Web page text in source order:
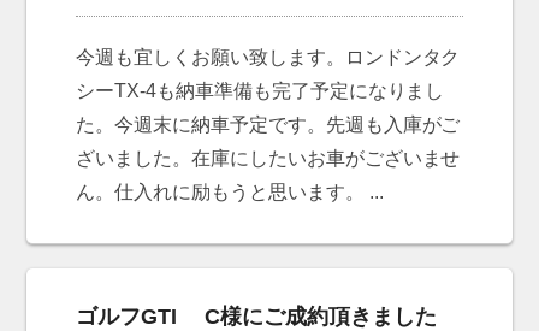
今週も宜しくお願い致します。ロンドンタク
シーTX-4も納車準備も完了予定になりまし
た。今週末に納車予定です。先週も入庫がご
ざいました。在庫にしたいお車がございませ
ん。仕入れに励もうと思います。 ...
ゴルフGTI C様にご成約頂きました